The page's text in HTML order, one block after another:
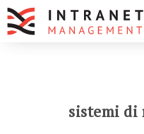
sistemi